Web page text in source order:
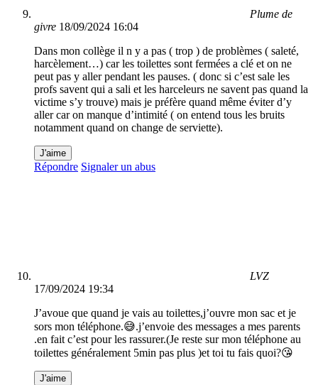
Plume de
givre 18/09/2024 16:04
Dans mon collège il n y a pas ( trop ) de problèmes ( saleté,
harcèlement…) car les toilettes sont fermées a clé et on ne
peut pas y aller pendant les pauses. ( donc si c’est sale les
profs savent qui a sali et les harceleurs ne savent pas quand la
victime s’y trouve) mais je préfère quand même éviter d’y
aller car on manque d’intimité ( on entend tous les bruits
notamment quand on change de serviette).
J'aime
Répondre Signaler un abus
LVZ
17/09/2024 19:34
J’avoue que quand je vais au toilettes,j’ouvre mon sac et je
sors mon téléphone.😅.j’envoie des messages a mes parents
.en fait c’est pour les rassurer.(Je reste sur mon téléphone au
toilettes généralement 5min pas plus )et toi tu fais quoi?😘
J'aime